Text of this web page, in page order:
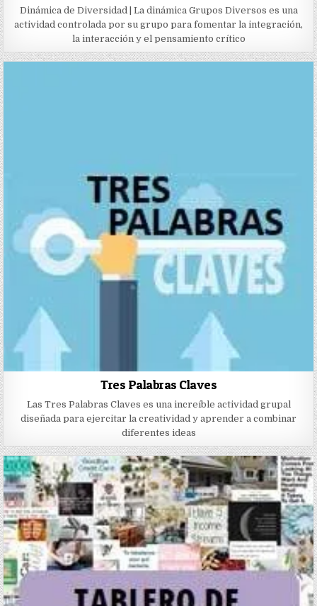
Dinámica de Diversidad | La dinámica Grupos Diversos es una
actividad controlada por su grupo para fomentar la integración,
la interacción y el pensamiento crítico
Tres Palabras Claves
Las Tres Palabras Claves es una increíble actividad grupal
diseñada para ejercitar la creatividad y aprender a combinar
diferentes ideas